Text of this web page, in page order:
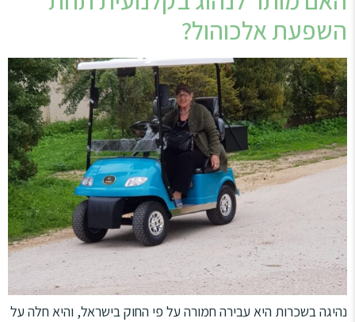
השפעת אלכוהול?
נהיגה בשכרות היא עבירה חמורה על פי החוק בישראל, והיא חלה על